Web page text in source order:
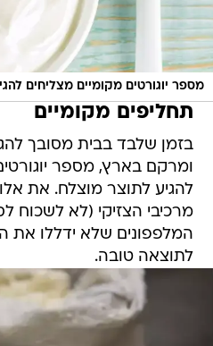
מספר יוגורטים מקומיים מצליחים
תחליפים מקומיים
בזמן שלבד בבית מסובך
ומרקם בארץ, מספר
להגיע לתוצר מוצלח. את
מרכיבי הצזיקי (לא לשכוח
המלפפונים שלא ידללו את
לתוצאה טובה.